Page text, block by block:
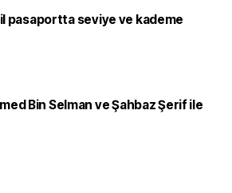
pasaportta seviye ve kademe
Bin Selman ve Şahbaz Şerif ile